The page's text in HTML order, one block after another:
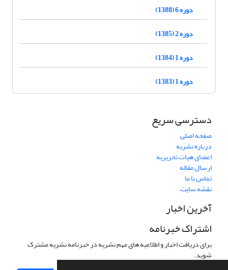
دوره 6 (1388)
دوره 2 (1385)
دوره 1 (1384)
دوره 1 (1383)
دسترسی سریع
صفحه اصلی
درباره نشریه
اعضای هیات تحریریه
ارسال مقاله
تماس با ما
نقشه سایت
آخرین اخبار
اشتراک خبرنامه
برای دریافت اخبار و اطلاعیه های مهم نشریه در خبرنامه نشریه مشترک
شوید.